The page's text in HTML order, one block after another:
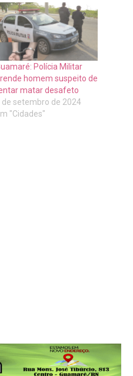
Polícia Militar
homem suspeito de
matar desafeto
de setembro de 2024
"Cidades"